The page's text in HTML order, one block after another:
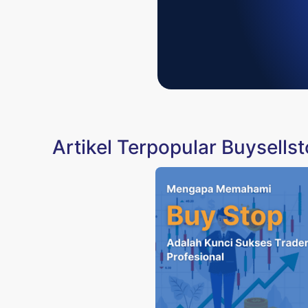
Artikel Terpopular